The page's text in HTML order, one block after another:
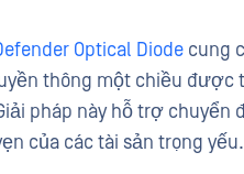
Optical Diode cung
thông một chiều được
pháp này hỗ trợ
của các tài sản trọng yếu.